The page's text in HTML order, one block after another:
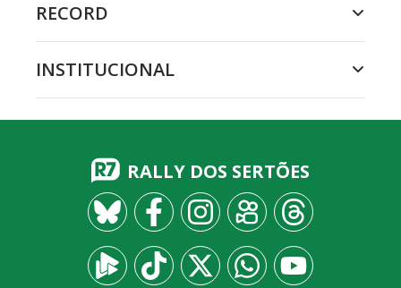
RECORD
INSTITUCIONAL
RALLY DOS SERTÕES